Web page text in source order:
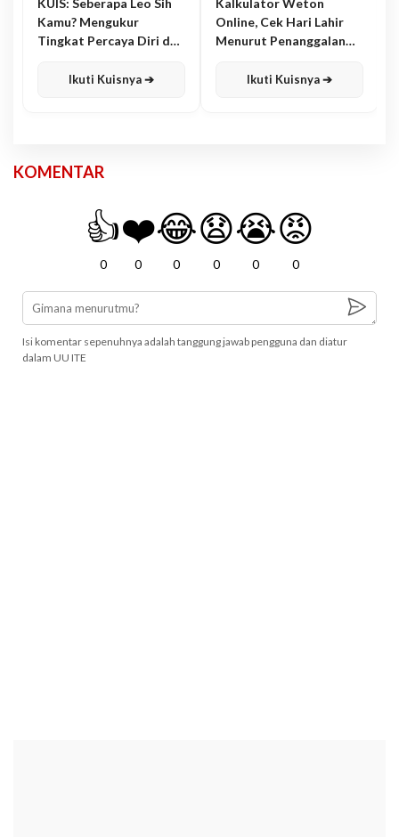
KUIS: Seberapa Leo Sih
Kamu? Mengukur
Tingkat Percaya Diri dan
Ikuti Kuisnya ➔
Kalkulator Weton
Online, Cek Hari Lahir
Menurut Penanggalan
Ikuti Kuisnya ➔
KOMENTAR
👍
0
❤️
0
😂
0
😧
0
😭
0
😡
0
Isi komentar sepenuhnya adalah tanggung jawab pengguna dan diatur
dalam UU ITE